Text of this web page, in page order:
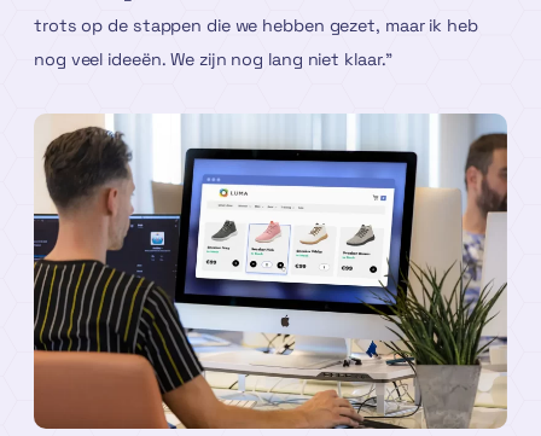
trots op de stappen die we hebben gezet, maar ik heb
nog veel ideeën. We zijn nog lang niet klaar.”